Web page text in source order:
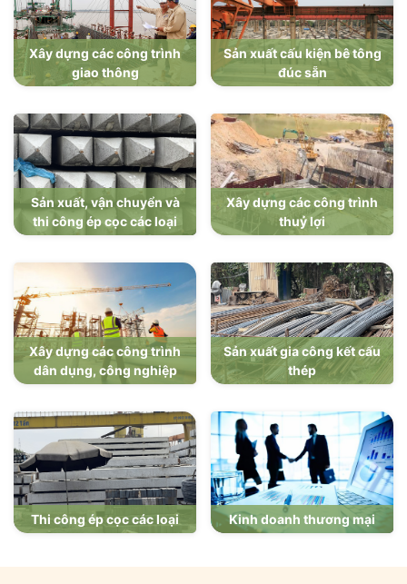
Xây dựng các công trình
giao thông
Sản xuất cấu kiện bê tông
đúc sẵn
Sản xuất, vận chuyển và
thi công ép cọc các loại
Xây dựng các công trình
thuỷ lợi
Xây dựng các công trình
dân dụng, công nghiệp
Sản xuất gia công kết cấu
thép
Thi công ép cọc các loại Kinh doanh thương mại